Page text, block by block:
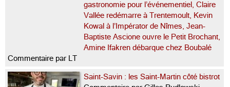
gastronomie pour l’événementiel, Claire
Vallée redémarre à Trentemoult, Kevin
Kowal à l’Impérator de Nîmes, Jean-
Baptiste Ascione ouvre le Petit Brochant,
Amine Ifakren débarque chez Boubalé
Commentaire par LT
Saint-Savin : les Saint-Martin côté bistrot